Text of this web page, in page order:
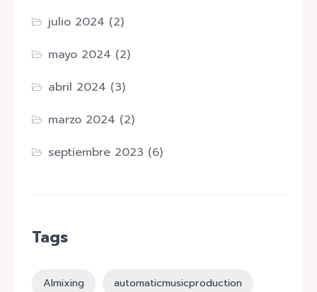
julio 2024 (2)
mayo 2024 (2)
abril 2024 (3)
marzo 2024 (2)
septiembre 2023 (6)
Tags
AImixing automaticmusicproduction